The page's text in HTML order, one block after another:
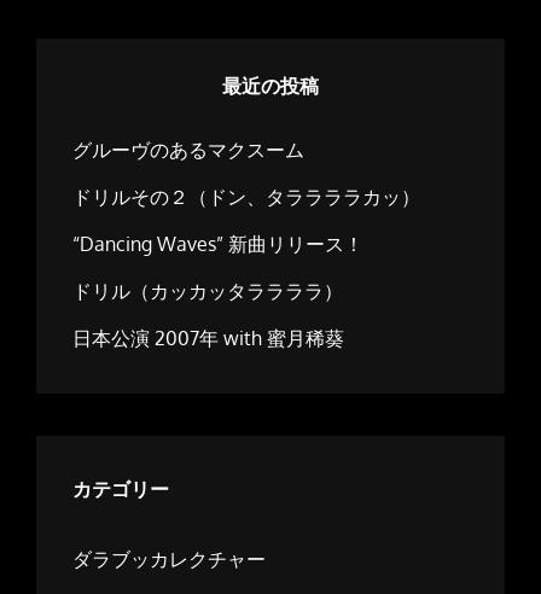
最近の投稿
グルーヴのあるマクスーム
ドリルその２（ドン、タララララカッ）
“Dancing Waves” 新曲リリース！
ドリル（カッカッタララララ）
日本公演 2007年 with 蜜月稀葵
カテゴリー
ダラブッカレクチャー